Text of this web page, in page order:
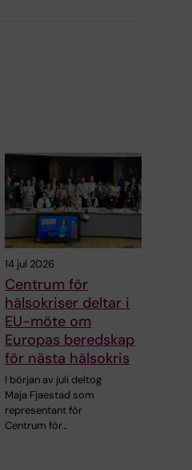
14 jul 2026
Centrum för
hälsokriser deltar i
EU-möte om
Europas beredskap
för nästa hälsokris
I början av juli deltog
Maja Fjaestad som
representant för
Centrum för…